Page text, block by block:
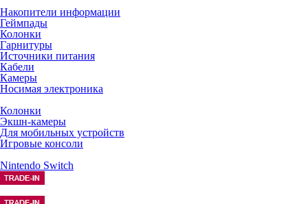
Накопители информации
Геймпады
Колонки
Гарнитуры
Источники питания
Кабели
Камеры
Носимая электроника
Колонки
Экшн-камеры
Для мобильных устройств
Игровые консоли
Nintendo Switch